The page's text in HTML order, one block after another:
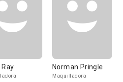
Ray Norman Pringle
Maquilladora